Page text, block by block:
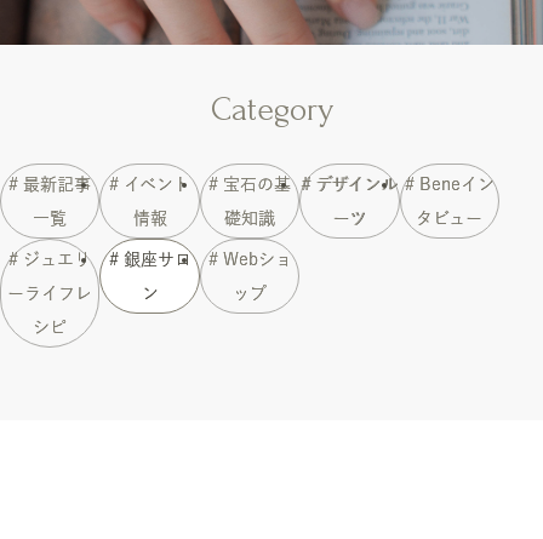
Category
# 最新記事
一覧
# イベント
情報
# 宝石の基
礎知識
# デザインル
ーツ
# Beneイン
タビュー
# ジュエリ
ーライフレ
シピ
# 銀座サロ
ン
# Webショ
ップ